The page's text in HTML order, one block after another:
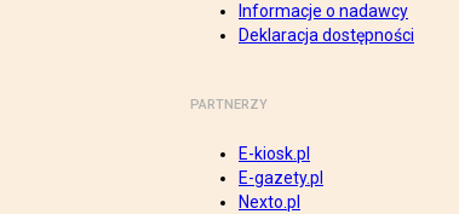
Informacje o nadawcy
Deklaracja dostępności
PARTNERZY
E-kiosk.pl
E-gazety.pl
Nexto.pl